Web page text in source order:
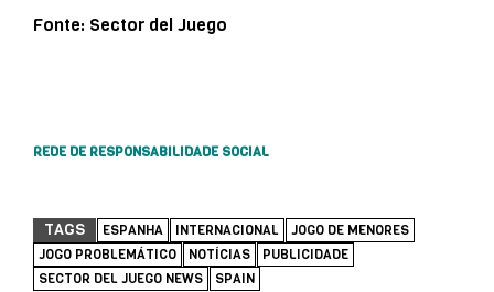
Fonte: Sector del Juego
REDE DE RESPONSABILIDADE SOCIAL
TAGS ESPANHA INTERNACIONAL
JOGO DE MENORES
JOGO PROBLEMÁTICO
NOTÍCIAS
PUBLICIDADE
SECTOR DEL JUEGO NEWS
SPAIN